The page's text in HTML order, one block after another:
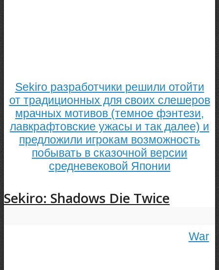
Sekiro разработчики решили отойти
от традиционных для своих слешеров
мрачных мотивов (темное фэнтези,
лавкрафтовские ужасы и так далее) и
предложили игрокам возможность
побывать в сказочной версии
средневековой Японии
Sekiro: Shadows Die Twice
War